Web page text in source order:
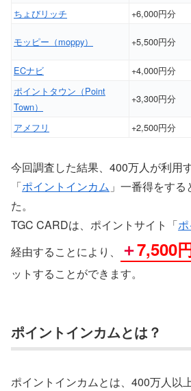
ちょびリッチ
+6,000円分
モッピー（moppy） +5,500円分
ECナビ
+4,000円分
ポイントタウン（Point
Town）
+3,300円分
アメフリ
+2,500円分
今回調査した結果、400万人が利用
「ポイントインカム 」一番得をす
た。
TGC CARDは、ポイントサイト「
経由することにより、
＋7,500
ットすることができます。
ポイントインカムとは？
ポイントインカムとは、400万人以